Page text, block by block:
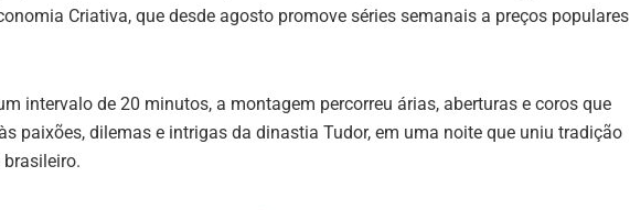
Criativa, que desde agosto promove séries semanais a preços populares
intervalo de 20 minutos, a montagem percorreu árias, aberturas e coros que
paixões, dilemas e intrigas da dinastia Tudor, em uma noite que uniu tradição